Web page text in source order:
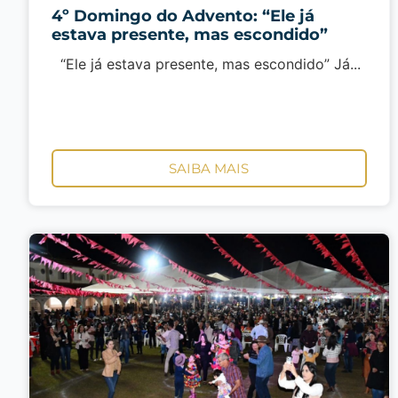
4º Domingo do Advento: “Ele já
estava presente, mas escondido”
“Ele já estava presente, mas escondido” Já...
SAIBA MAIS